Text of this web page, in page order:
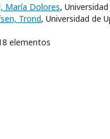
María Dolores,
Trond, Universidad de
elementos